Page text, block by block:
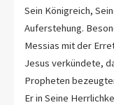
Sein Königreich,
Auferstehung. Besonders Jesaja verband das
Messias mit der
Jesus verkündete,
Propheten bezeugten, dass der Messias leiden würde bevor
Er in Seine